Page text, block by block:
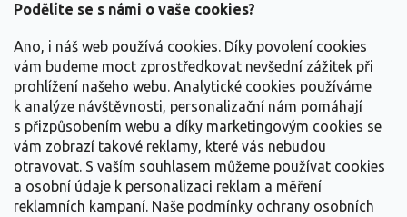
Podělíte se s námi o vaše cookies?
Ano, i náš web používá cookies. Díky povolení cookies
vám budeme moct zprostředkovat nevšední zážitek při
prohlížení našeho webu. Analytické cookies používáme
k analýze návštěvnosti, personalizační nám pomáhají
s přizpůsobením webu a díky marketingovým cookies se
vám zobrazí takové reklamy, které vás nebudou
otravovat. S vaším souhlasem můžeme používat cookies
a osobní údaje k personalizaci reklam a měření
reklamních kampaní. Naše podmínky ochrany osobních
119 Kč / ks
Detail
Tento rozchodník vnáší do pozdně letních záhonů klidný, světlý
akcent v podobě jemně růžových...